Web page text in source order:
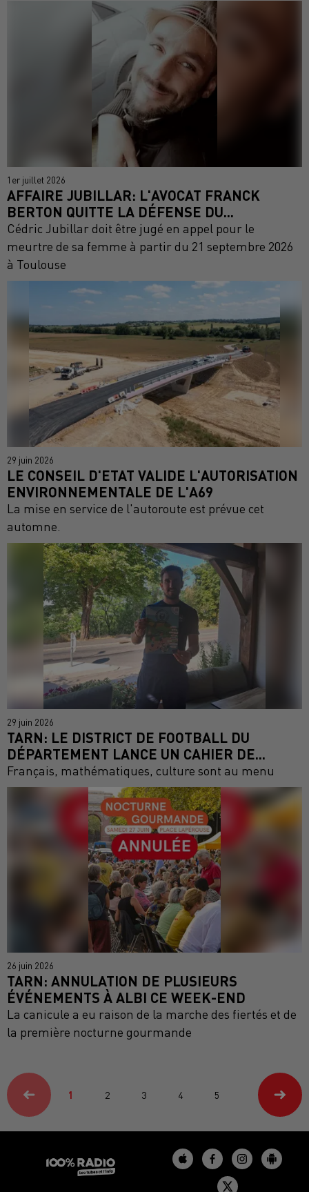
1er juillet 2026
AFFAIRE JUBILLAR: L'AVOCAT FRANCK
BERTON QUITTE LA DÉFENSE DU...
Cédric Jubillar doit être jugé en appel pour le
meurtre de sa femme à partir du 21 septembre 2026
à Toulouse
29 juin 2026
LE CONSEIL D'ETAT VALIDE L'AUTORISATION
ENVIRONNEMENTALE DE L'A69
La mise en service de l'autoroute est prévue cet
automne.
29 juin 2026
TARN: LE DISTRICT DE FOOTBALL DU
DÉPARTEMENT LANCE UN CAHIER DE...
Français, mathématiques, culture sont au menu
26 juin 2026
TARN: ANNULATION DE PLUSIEURS
ÉVÉNEMENTS À ALBI CE WEEK-END
La canicule a eu raison de la marche des fiertés et de
la première nocturne gourmande
1 2 3 4 5